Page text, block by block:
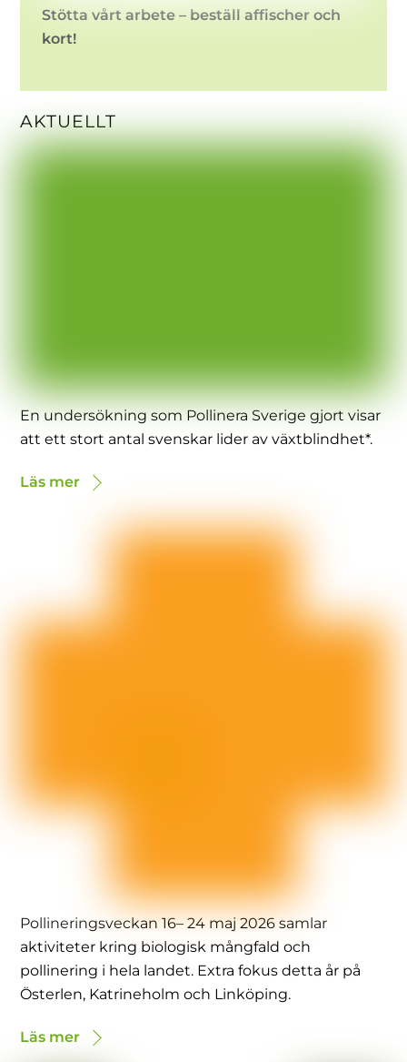
Stötta vårt arbete – beställ affischer och
kort!
AKTUELLT
En undersökning som Pollinera Sverige gjort visar
att ett stort antal svenskar lider av växtblindhet*.
Läs mer
Pollineringsveckan 16– 24 maj 2026 samlar
aktiviteter kring biologisk mångfald och
pollinering i hela landet. Extra fokus detta år på
Österlen, Katrineholm och Linköping.
Läs mer